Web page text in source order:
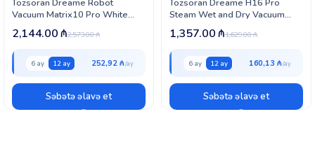
Tozsoran Dreame Robot
Vacuum Matrix10 Pro White
(RLM61HE) EUA
2,573.00₼
2,144.00₼
6 ay 12 ay 252,92 ₼
Səbətə əlavə et
Tozsoran Dreame H16 Pro
Steam Wet and Dry Vacuum
(HHR48F) EU
1,629.00₼
1,357.00₼
6 ay 12 ay 160,13 ₼
Səbətə əlavə et